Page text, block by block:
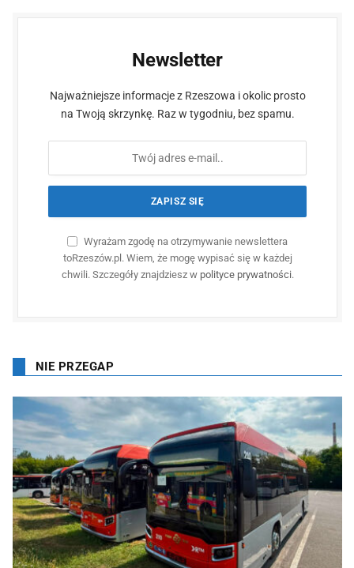
Newsletter
Najważniejsze informacje z Rzeszowa i okolic prosto
na Twoją skrzynkę. Raz w tygodniu, bez spamu.
Wyrażam zgodę na otrzymywanie newslettera
toRzeszów.pl. Wiem, że mogę wypisać się w każdej
chwili. Szczegóły znajdziesz w polityce prywatności.
NIE PRZEGAP